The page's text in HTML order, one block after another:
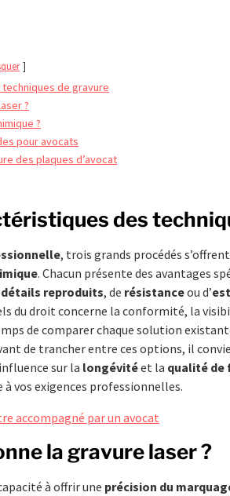
de gravure
?
?
pour avocats
des plaques d’avocat
des
, trois grands procédés
. Chacun présente des avantages
reproduits, de résistanceou d’
du droit concerne la conformité, la
de comparer chaque solution
de trancher entre ces options, il
sur la longévitéet la qualité de
vos exigences professionnelles.
accompagné par un avocat
la gravure laser ?
à offrir une précision du